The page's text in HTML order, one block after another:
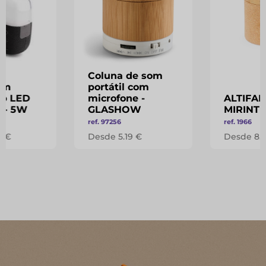
LED
- 5W
€
Coluna de som
portátil com
microfone -
GLASHOW
ref. 97256
Desde 5.19 €
ref. 1966
Desde